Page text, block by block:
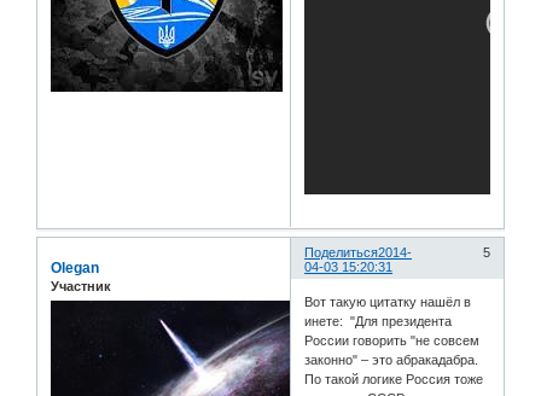
Поделиться 5
2014-
04-03 15:20:31
Olegan
Участник
Вот такую цитатку нашёл в
инете: "Для президента
России говорить "не совсем
законно" – это абракадабра.
По такой логике Россия тоже